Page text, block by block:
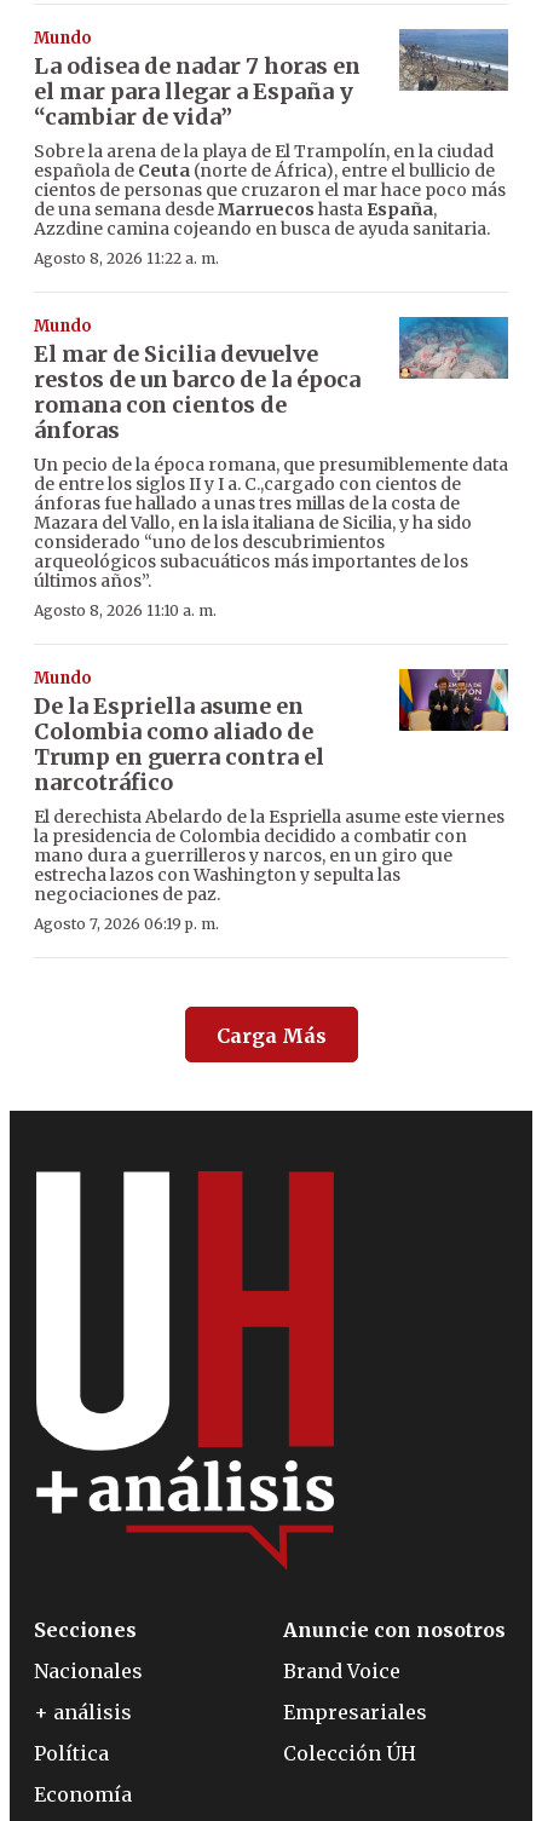
Mundo
La odisea de nadar 7 horas en
el mar para llegar a España y
“cambiar de vida”
Sobre la arena de la playa de El Trampolín, en la ciudad
española de Ceuta (norte de África), entre el bullicio de
cientos de personas que cruzaron el mar hace poco más
de una semana desdeMarruecos hasta España,
Azzdine camina cojeando en busca de ayuda sanitaria.
Agosto 8, 2026 11:22 a. m.
Mundo
El mar de Sicilia devuelve
restos de un barco de la época
romana con cientos de
ánforas
Un pecio de la época romana, que presumiblemente data
de entre los siglos II y I a. C.,cargado con cientos de
ánforas fue hallado a unas tres millas de la costa de
Mazara del Vallo, en la isla italiana de Sicilia, y ha sido
considerado “uno de los descubrimientos
arqueológicos subacuáticos más importantes de los
últimos años”.
Agosto 8, 2026 11:10 a. m.
Mundo
De la Espriella asume en
Colombia como aliado de
Trump en guerra contra el
narcotráfico
El derechista Abelardo de la Espriella asume este viernes
la presidencia de Colombia decidido a combatir con
mano dura a guerrilleros y narcos, en un giro que
estrecha lazos con Washington y sepulta las
negociaciones de paz.
Agosto 7, 2026 06:19 p. m.
Carga Más
Secciones
Nacionales
+ análisis
Política
Economía
Anuncie con nosotros
Brand Voice
Empresariales
Colección ÚH